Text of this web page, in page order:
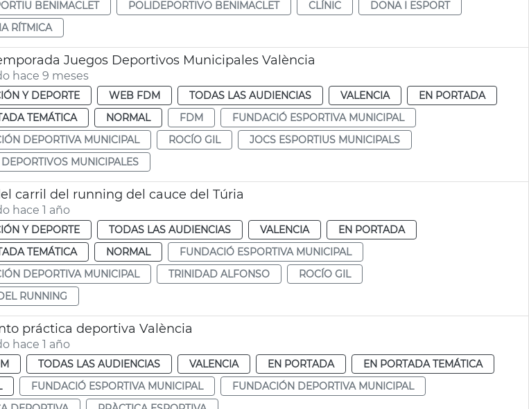
BENIMACLET
POLIDEPORTIVO BENIMACLET CLÍNIC
DONA I ESPORT
RÍTMICA
Juegos Deportivos Municipales València
hace 9 meses
Y DEPORTE WEB FDM TODAS LAS AUDIENCIAS VALENCIA
EN PORTADA
TEMÁTICA
NORMAL FDM
FUNDACIÓ ESPORTIVA MUNICIPAL
DEPORTIVA MUNICIPAL
ROCÍO GIL
JOCS ESPORTIUS MUNICIPALS
MUNICIPALES
carril del running del cauce del Túria
hace 1 año
Y DEPORTE TODAS LAS AUDIENCIAS VALENCIA
EN PORTADA
TEMÁTICA
NORMAL
FUNDACIÓ ESPORTIVA MUNICIPAL
DEPORTIVA MUNICIPAL
TRINIDAD ALFONSO
ROCÍO GIL
RUNNING
práctica deportiva València
hace 1 año
TODAS LAS AUDIENCIAS VALENCIA EN PORTADA
EN PORTADA TEMÁTICA
FUNDACIÓ ESPORTIVA MUNICIPAL
FUNDACIÓN DEPORTIVA MUNICIPAL